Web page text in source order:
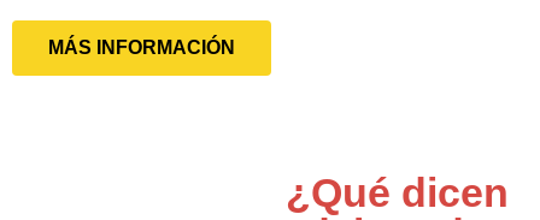
MÁS INFORMACIÓN
¿Qué dicen